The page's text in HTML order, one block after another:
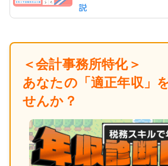
説
＜会計事務所特化＞
あなたの「適正年収」
せんか？